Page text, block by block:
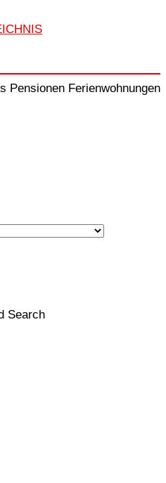
Pensionen Ferienwohnungen
Search